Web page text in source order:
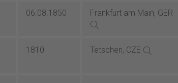
06.08.1850 Frankfurt am Main, GER
1810 Tetschen, CZE